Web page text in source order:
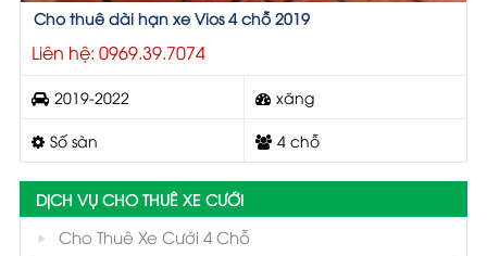
Cho thuê dài hạn xe Vios 4 chỗ 2019
Liên hệ: 0969.39.7074
2019-2022 xăng
Số sàn 4 chỗ
DỊCH VỤ CHO THUÊ XE CƯỚI
Cho Thuê Xe Cưới 4 Chỗ